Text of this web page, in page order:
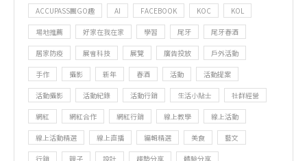
ACCUPASS團GO趣 AI FACEBOOK KOC KOL
場地推薦 好家在我在家 學習 尾牙 尾牙春酒
居家防疫 展會科技 展覽 廣告投放 戶外活動
手作 攝影 新年 春酒 活動 活動提案
活動攝影 活動紀錄 活動行銷 生活小貼士 社群經營
網紅 網紅合作 網紅行銷 線上教學 線上活動
線上活動精選 線上直播 編輯精選 美食 藝文
行銷 親子 設計 趨勢分享 體驗分享